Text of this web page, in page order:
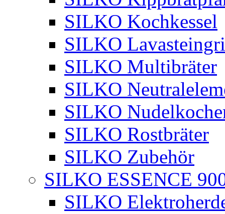
SILKO Kochkessel
SILKO
SILKO Multibräter
SILKO
SILKO
SILKO Rostbräter
SILKO Zubehör
SILKO ESSENCE
SILKO